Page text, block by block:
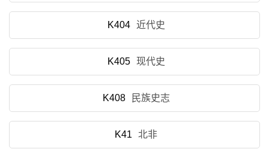
K404 近代史
K405 现代史
K408 民族史志
K41 北非